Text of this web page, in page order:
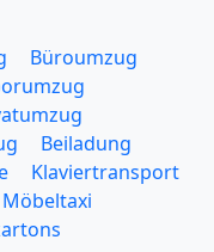
Büroumzug
Beiladung
Klaviertransport
Möbeltaxi